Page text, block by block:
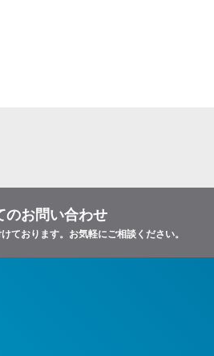
お問い合わせ
ております。お気軽にご相談ください。